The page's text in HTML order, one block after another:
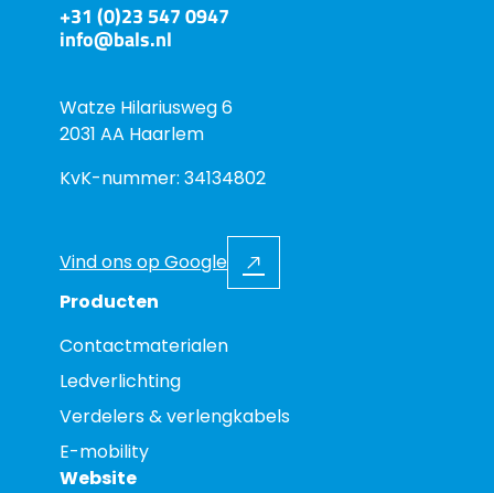
+31 (0)23 547 0947
info@bals.nl
Watze Hilariusweg 6
2031 AA Haarlem
KvK-nummer: 34134802
Vind ons op Google
Producten
Contactmaterialen
Ledverlichting
Verdelers & verlengkabels
E-mobility
Website